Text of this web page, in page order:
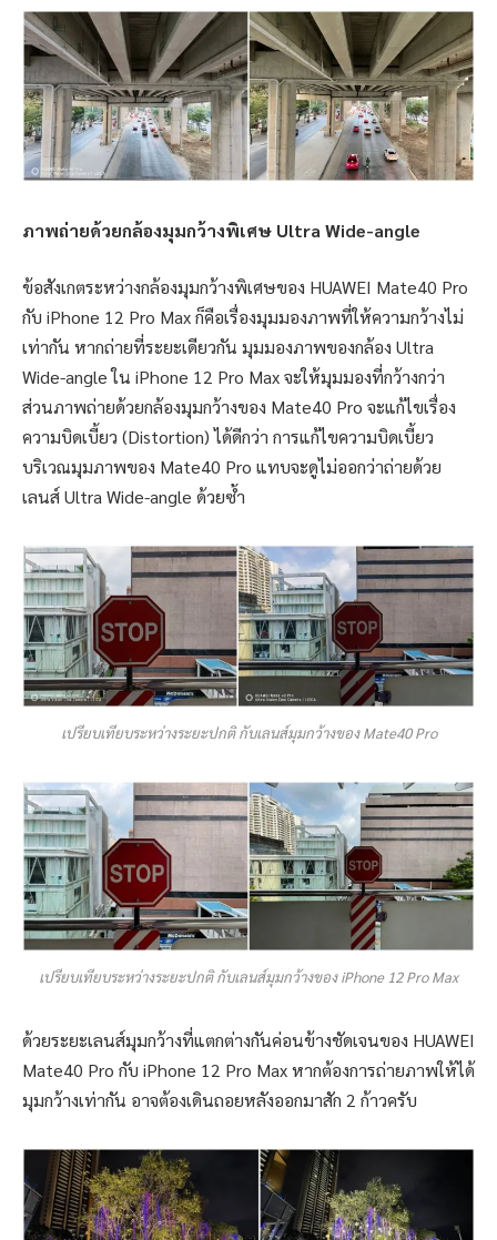
ภาพถ่ายด้วยกล้องมุมกว้างพิเศษ Ultra Wide-angle
ข้อสังเกตระหว่างกล้องมุมกว้างพิเศษของ HUAWEI Mate40 Pro
กับ iPhone 12 Pro Max ก็คือเรื่องมุมมองภาพที่ให้ความกว้างไม่
เท่ากัน หากถ่ายที่ระยะเดียวกัน มุมมองภาพของกล้อง Ultra
Wide-angle ใน iPhone 12 Pro Max จะให้มุมมองที่กว้างกว่า
ส่วนภาพถ่ายด้วยกล้องมุมกว้างของ Mate40 Pro จะแก้ไขเรื่อง
ความบิดเบี้ยว (Distortion) ได้ดีกว่า การแก้ไขความบิดเบี้ยว
บริเวณมุมภาพของ Mate40 Pro แทบจะดูไม่ออกว่าถ่ายด้วย
เลนส์ Ultra Wide-angle ด้วยซ้ำ
เปรียบเทียบระหว่างระยะปกติ กับเลนส์มุมกว้างของ Mate40 Pro
เปรียบเทียบระหว่างระยะปกติ กับเลนส์มุมกว้างของ iPhone 12 Pro Max
ด้วยระยะเลนส์มุมกว้างที่แตกต่างกันค่อนข้างชัดเจนของ HUAWEI
Mate40 Pro กับ iPhone 12 Pro Max หากต้องการถ่ายภาพให้ได้
มุมกว้างเท่ากัน อาจต้องเดินถอยหลังออกมาสัก 2 ก้าวครับ